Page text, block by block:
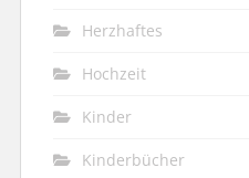
Herzhaftes
Hochzeit
Kinder
Kinderbücher